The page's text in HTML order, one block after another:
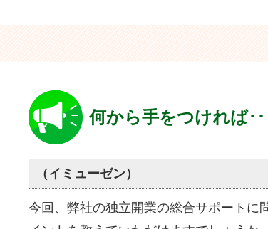
何から手をつければ･･
（イミューゼン）
今回、弊社の独立開業の総合サポートに